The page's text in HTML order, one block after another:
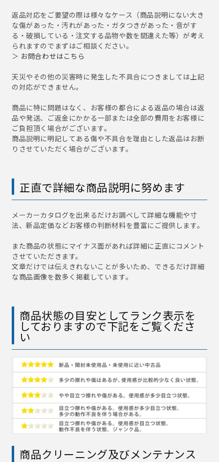
返品対応をご要望の際は様々なケース（商品説明にない大き
な傷があった・汚れがあった・ガタつきがあった・音がす
る・破損している・注文する品物や数を間違えた等）が考え
られますのでまずはご相談ください。
＞ お問合わせはこちら
天災やその他の災害時に発生した不具合につきましては上記
の対応ができません。
商品に特に問題はなく、お客様の都合による返品の場合は返
品や発送、ご返金にかかる一部または全部の費用をお客様に
ご負担頂く場合がございます。
商品説明に明記してある傷や不具合を理由とした返品はお断
りさせていただく場合がございます。
正直で詳細な商品説明に努めます
メーカーカタログを出来るだけお調べして詳細な機能や寸
法、新品定価などお客様の判断材料を豊富にご提供します。
また商品の状態にマイナス面があれば詳細に正直にコメント
させていただきます。
文章だけでは伝えきれないことが多いため、できるだけ詳細
な商品画像を数多く掲載しています。
商品状態の目安としてランク表示を
しておりますので下記をご覧くださ
い
商品クリーニング及びメンテナンス